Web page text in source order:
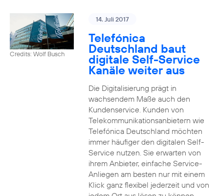
Credits: Wolf Busch
14. Juli 2017
Telefónica
Deutschland baut
digitale Self-Service
Kanäle weiter aus
Die Digitalisierung prägt in
wachsendem Maße auch den
Kundenservice. Kunden von
Telekommunikationsanbietern wie
Telefónica Deutschland möchten
immer häufiger den digitalen Self-
Service nutzen. Sie erwarten von
ihrem Anbieter, einfache Service-
Anliegen am besten nur mit einem
Klick ganz flexibel jederzeit und von